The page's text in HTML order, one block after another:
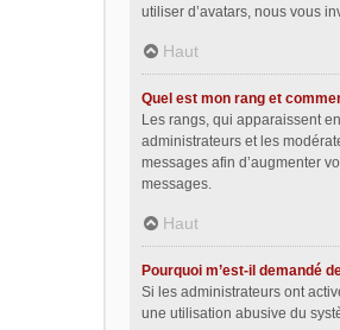
utiliser d’avatars, nous vous
Haut
Quel est mon rang et
Les rangs, qui apparaissent
administrateurs et les
messages afin d’augmenter
messages.
Haut
Pourquoi m’est-il demandé
Si les administrateurs ont
une utilisation abusive du